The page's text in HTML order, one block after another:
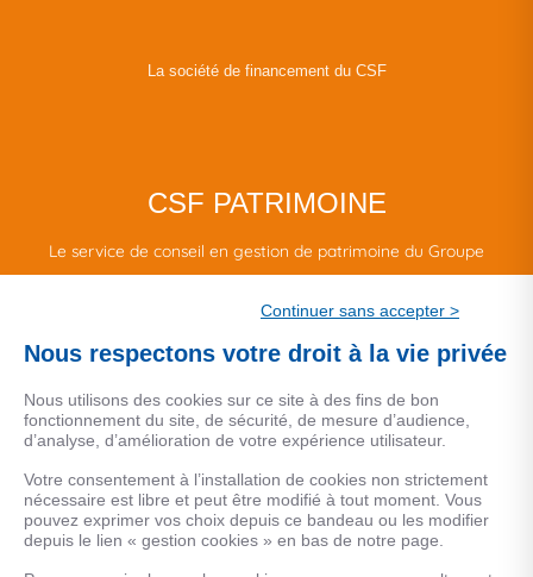
La société de financement du CSF
CSF PATRIMOINE
Le service de conseil en gestion de patrimoine du Groupe
MENTIONS LEGALES
Données personnelles
Continuer sans accepter >
Nous respectons votre droit à la vie privée
Nous utilisons des cookies sur ce site à des fins de bon
fonctionnement du site, de sécurité, de mesure d’audience,
d’analyse, d’amélioration de votre expérience utilisateur.
Votre consentement à l’installation de cookies non strictement
nécessaire est libre et peut être modifié à tout moment. Vous
pouvez exprimer vos choix depuis ce bandeau ou les modifier
depuis le lien « gestion cookies » en bas de notre page.